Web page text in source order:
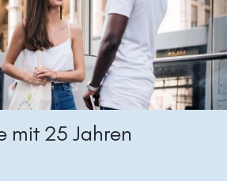
mit 25 Jahren